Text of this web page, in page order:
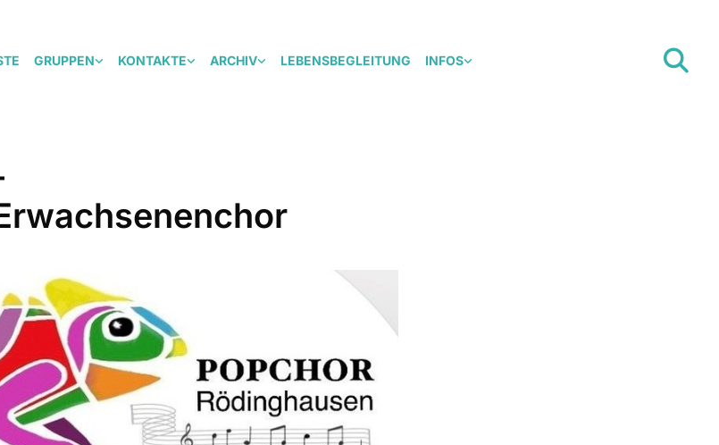
GRUPPEN KONTAKTE ARCHIV LEBENSBEGLEITUNG INFOS